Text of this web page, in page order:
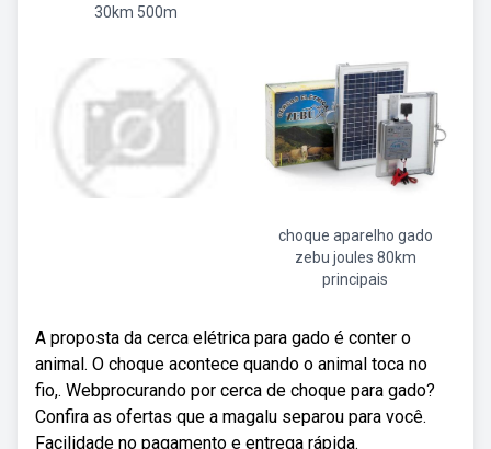
30km 500m
choque aparelho gado
zebu joules 80km
principais
A proposta da cerca elétrica para gado é conter o
animal. O choque acontece quando o animal toca no
fio,. Webprocurando por cerca de choque para gado?
Confira as ofertas que a magalu separou para você.
Facilidade no pagamento e entrega rápida.